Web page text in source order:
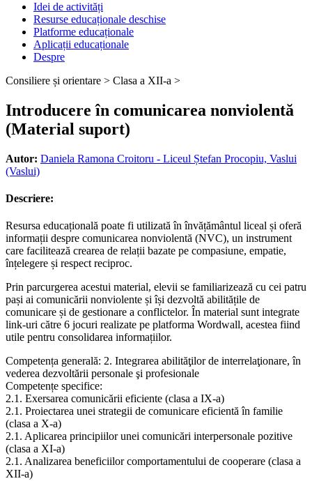
Idei de activități
Resurse educaționale deschise
Platforme educaționale
Aplicații educaționale
Despre
Consiliere și orientare > Clasa a XII-a >
Introducere în comunicarea nonviolentă
(Material suport)
Autor: Daniela Ramona Croitoru - Liceul Ștefan Procopiu, Vaslui
(Vaslui)
Descriere:
Resursa educațională poate fi utilizată în învățământul liceal și oferă
informații despre comunicarea nonviolentă (NVC), un instrument
care facilitează crearea de relații bazate pe compasiune, empatie,
înțelegere și respect reciproc.
Prin parcurgerea acestui material, elevii se familiarizează cu cei patru
pași ai comunicării nonviolente și își dezvoltă abilitățile de
comunicare și de gestionare a conflictelor. În material sunt integrate
link-uri către 6 jocuri realizate pe platforma Wordwall, acestea fiind
utile pentru consolidarea informațiilor.
Competența generală: 2. Integrarea abilităţilor de interrelaţionare, în
vederea dezvoltării personale şi profesionale
Competențe specifice:
2.1. Exersarea comunicării eficiente (clasa a IX-a)
2.1. Proiectarea unei strategii de comunicare eficientă în familie
(clasa a X-a)
2.1. Aplicarea principiilor unei comunicări interpersonale pozitive
(clasa a XI-a)
2.1. Analizarea beneficiilor comportamentului de cooperare (clasa a
XII-a)